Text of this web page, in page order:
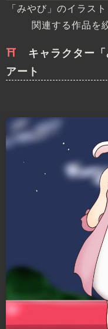
「みやび」のイラス
関連する作品を
キャラクター
アート